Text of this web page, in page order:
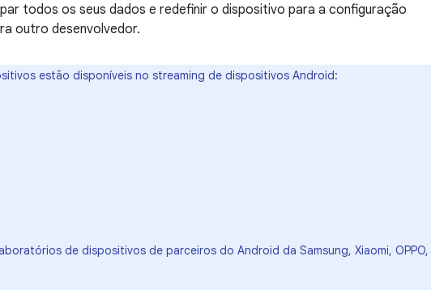
todos os seus dados e redefinir o dispositivo para a configuração
outro desenvolvedor.
estão disponíveis no streaming de dispositivos Android:
de dispositivos de parceiros do Android da Samsung, Xiaomi, OPPO,